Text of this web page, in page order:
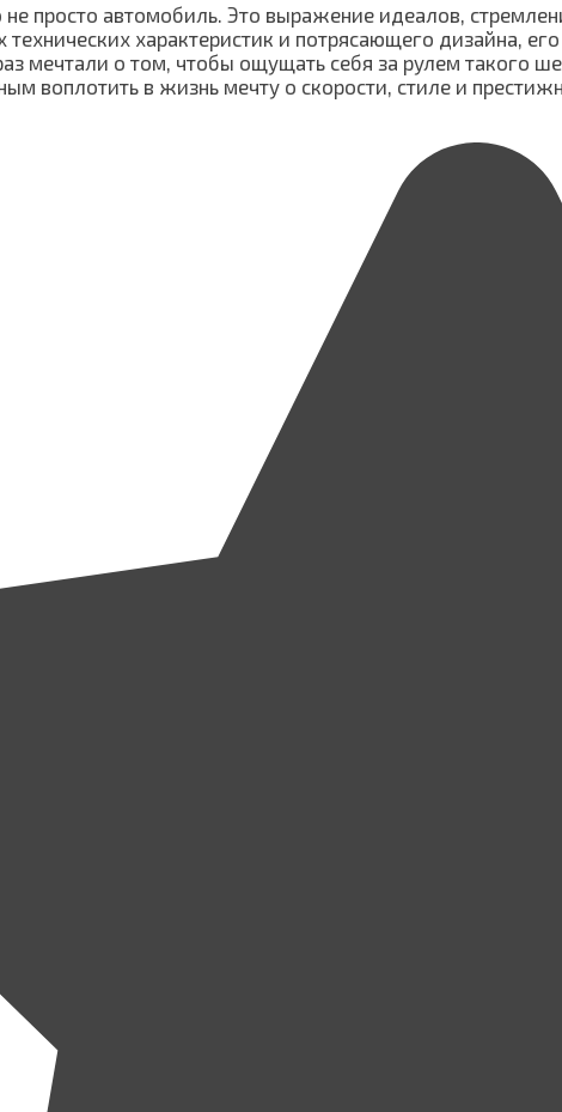
просто автомобиль. Это выражение идеалов,
характеристик и потрясающего дизайна,
мечтали о том, чтобы ощущать себя за рулем такого
воплотить в жизнь мечту о скорости, стиле и